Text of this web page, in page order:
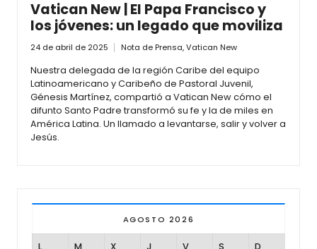
Vatican New | El Papa Francisco y
los jóvenes: un legado que moviliza
24 de abril de 2025 Nota de Prensa,Vatican New
Nuestra delegada de la región Caribe del equipo
Latinoamericano y Caribeño de Pastoral Juvenil,
Génesis Martínez, compartió a Vatican New cómo el
difunto Santo Padre transformó su fe y la de miles en
América Latina. Un llamado a levantarse, salir y volver a
Jesús.
AGOSTO 2026
L M X J V S D